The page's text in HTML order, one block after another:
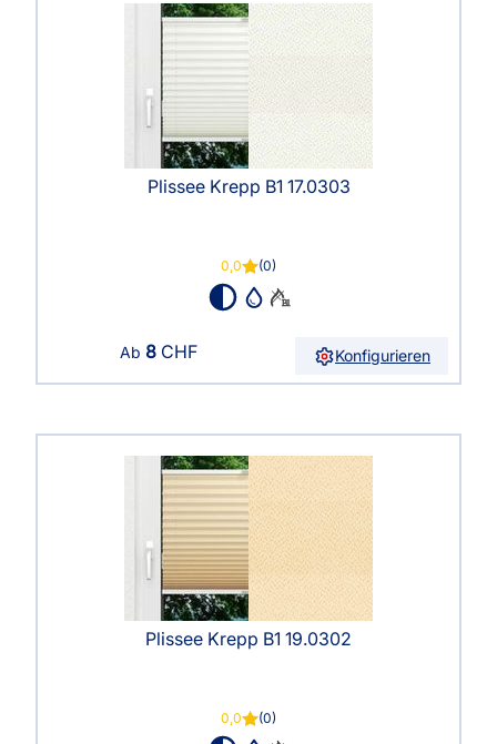
Plissee Krepp B1 17.0303
0,0 (0)
Ab 8 CHF Konfigurieren
Plissee Krepp B1 19.0302
0,0 (0)